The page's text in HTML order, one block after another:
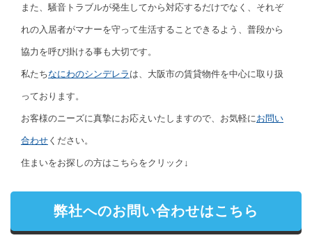
また、騒音トラブルが発生してから対応するだけでなく、それぞ
れの入居者がマナーを守って生活することできるよう、普段から
協力を呼び掛ける事も大切です。
私たちなにわのシンデレラ は、大阪市の賃貸物件を中心に取り扱
っております。
お客様のニーズに真摯にお応えいたしますので、お気軽に お問い
合わせ ください。
住まいをお探しの方はこちらをクリック↓
弊社へのお問い合わせはこちら